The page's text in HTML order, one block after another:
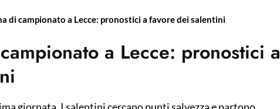
di campionato a Lecce: pronostici a favore dei salentini
a Lecce: pronostici a